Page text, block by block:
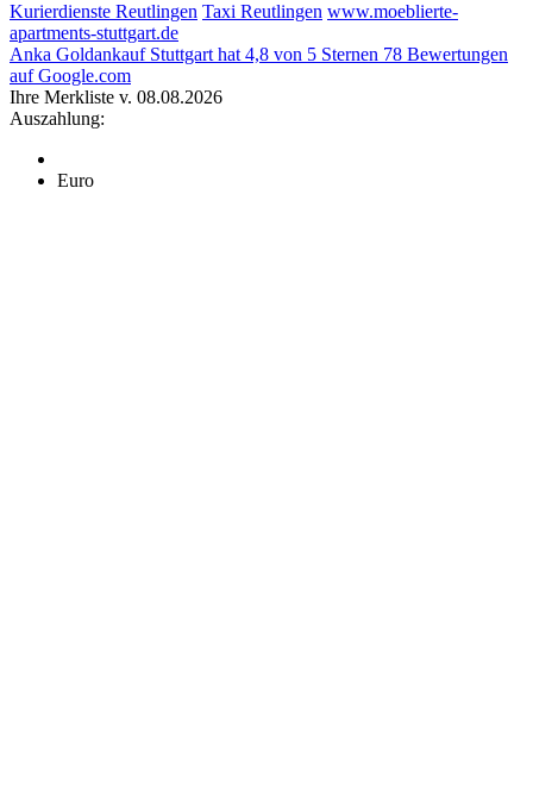
Kurierdienste Reutlingen Taxi Reutlingen www.moeblierte-
apartments-stuttgart.de
Anka Goldankauf Stuttgart hat 4,8 von 5 Sternen 78 Bewertungen
auf Google.com
Ihre Merkliste v. 08.08.2026
Auszahlung:
Euro